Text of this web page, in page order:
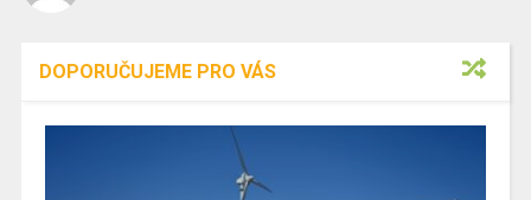
DOPORUČUJEME PRO VÁS